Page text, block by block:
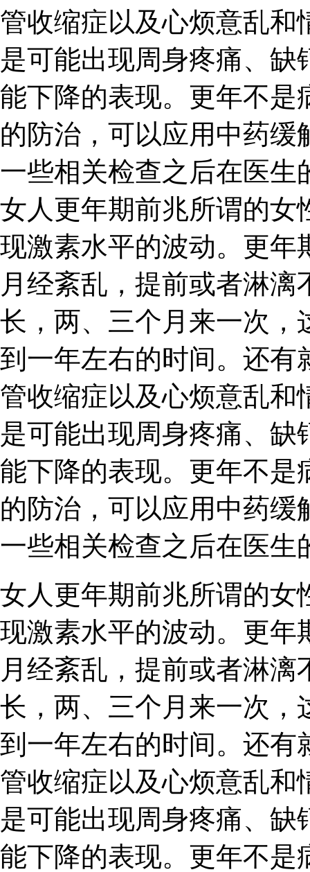
管收缩症以及心烦意乱和
是可能出现周身疼痛、
能下降的表现。更年不是
的防治，可以应用中药
一些相关检查之后在医生
女人更年期前兆所谓的女
现激素水平的波动。更年
月经紊乱，提前或者淋
长，两、三个月来一次，
到一年左右的时间。还有
管收缩症以及心烦意乱和
是可能出现周身疼痛、
能下降的表现。更年不是
的防治，可以应用中药
一些相关检查之后在医生
女人更年期前兆所谓的女
现激素水平的波动。更年
月经紊乱，提前或者淋
长，两、三个月来一次，
到一年左右的时间。还有
管收缩症以及心烦意乱和
是可能出现周身疼痛、
能下降的表现。更年不是